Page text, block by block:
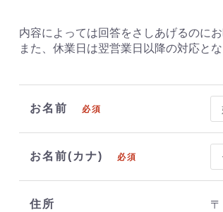
内容によっては回答をさしあげるのに
また、休業日は翌営業日以降の対応と
お名前 必須
お名前(カナ) 必須
住所 〒